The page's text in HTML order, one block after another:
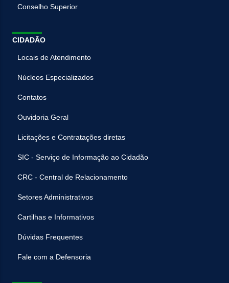
Conselho Superior
CIDADÃO
Locais de Atendimento
Núcleos Especializados
Contatos
Ouvidoria Geral
Licitações e Contratações diretas
SIC - Serviço de Informação ao Cidadão
CRC - Central de Relacionamento
Setores Administrativos
Cartilhas e Informativos
Dúvidas Frequentes
Fale com a Defensoria